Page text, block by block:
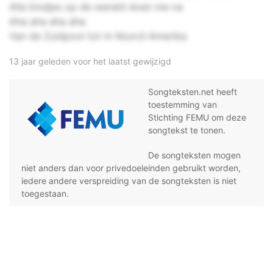
Alle kindjes op de wereld doen me na
Aha aha aha aha
Van de Zuidpool tot in Noord-Amerika
13 jaar geleden voor het laatst gewijzigd
Songteksten.net heeft
toestemming van
Stichting FEMU om deze
songtekst te tonen.
De songteksten mogen
niet anders dan voor privedoeleinden gebruikt worden,
iedere andere verspreiding van de songteksten is niet
toegestaan.